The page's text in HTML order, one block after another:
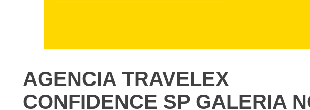
AGENCIA TRAVELEX
CONFIDENCE SP GALERIA